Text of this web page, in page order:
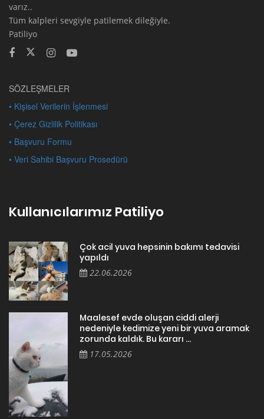
varız..
Tüm kalpleri sevgiyle patilemek dileğiyle.
Patiliyo
SÖZLEŞMELER
• Kişisel Verilerin İşlenmesi
• Çerez Gizlilik Politikası
• Başvuru Formu
• Veri Sahibi Başvuru Prosedürü
Kullanıcılarımız Patiliyo
Çok acil yuva hepsinin bakımı tedavisi
yapıldı
22.06.2026
Maalesef evde oluşan ciddi alerji
nedeniyle kedimize yeni bir yuva aramak
zorunda kaldık. Bu kararı ...
17.05.2026